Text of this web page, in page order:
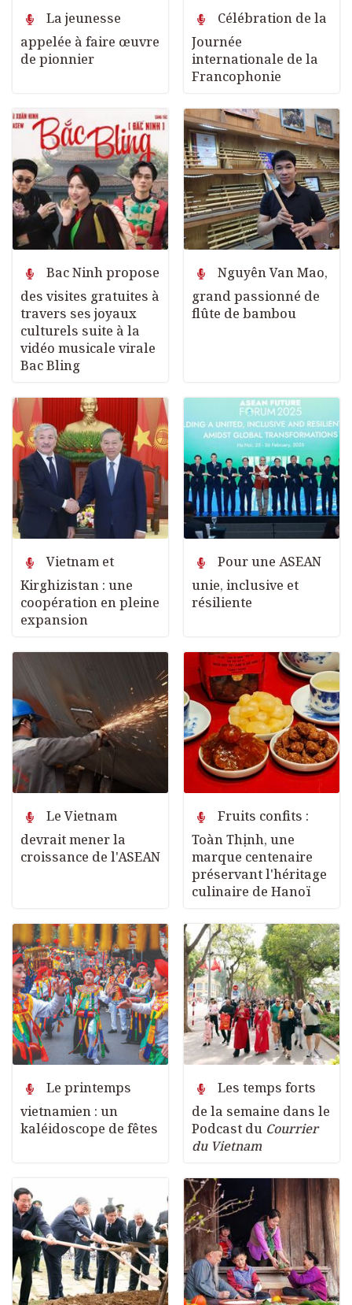
La jeunesse
appelée à faire œuvre
de pionnier
Célébration de la
Journée
internationale de la
Francophonie
Bac Ninh propose
des visites gratuites à
travers ses joyaux
culturels suite à la
vidéo musicale virale
Bac Bling
Nguyên Van Mao,
grand passionné de
flûte de bambou
Vietnam et
Kirghizistan : une
coopération en pleine
expansion
Pour une ASEAN
unie, inclusive et
résiliente
Le Vietnam
devrait mener la
croissance de l'ASEAN
Fruits confits :
Toàn Thịnh, une
marque centenaire
préservant l'héritage
culinaire de Hanoï
Le printemps
vietnamien : un
kaléidoscope de fêtes
Les temps forts
de la semaine dans le
Podcast du Courrier
du Vietnam